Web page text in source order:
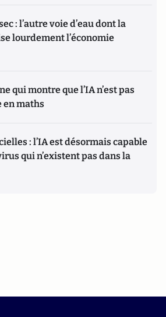
: l’autre voie d’eau dont la
lourdement l’économie
qui montre que l’IA n’est pas
en maths
: l’IA est désormais capable
qui n’existent pas dans la